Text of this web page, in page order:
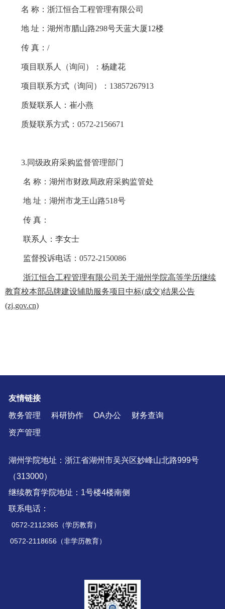
名 称： 浙江恒合工程管理有限公司
地 址： 湖州市腊山路298号天蓝大厦12楼
传 真： /
项目联系人（询问）： 杨建花
项目联系方式（询问）： 13857267913
质疑联系人： 崔小燕
质疑联系方式： 0572-2156671
3.同级政府采购监督管理部门
名 称：湖州市财政局政府采购监管处
地 址：湖州市龙王山路518号
传 真：
联系人：李女士
监督投诉电话：0572-2150086
浙江恒合工程管理有限公司关于湖州学院高等学历继续
教育校本部品牌建设辅助服务项目中标(成交)结果公告
(zj.gov.cn)
友情链接
教务管理
科研协作 OA办公
财务查询
资产管理
湖州学院地址：浙江省湖州市吴兴区妙峰山北路999号
（313000）
继续教育学院地址：1号楼4楼南侧
联系电话：
0572-2112365（学历教育）
0572-2118656（非学历教育）